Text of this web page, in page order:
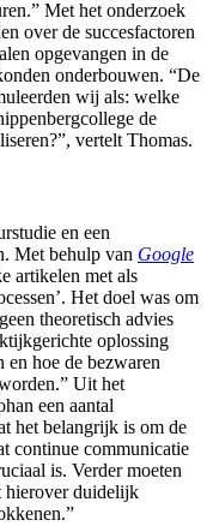
Met het onderzoek
over de succesfactoren
opgevangen in de
onderbouwen. “De
wij als: welke
de
vertelt Thomas.
en een
Met behulp van Google
artikelen met als
Het doel was om
theoretisch advies
oplossing
hoe de bezwaren
Uit het
een aantal
het belangrijk is om de
continue communicatie
is. Verder moeten
hierover duidelijk